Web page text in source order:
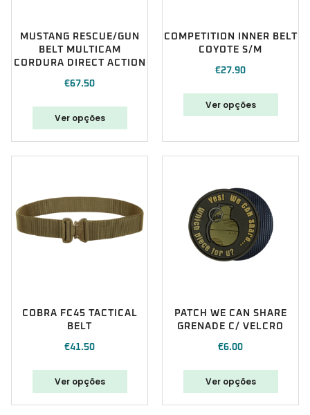
MUSTANG RESCUE/GUN
BELT MULTICAM
CORDURA DIRECT ACTION
€67.50
Ver opções
COMPETITION INNER BELT
COYOTE S/M
€27.90
Ver opções
COBRA FC45 TACTICAL
BELT
€41.50
Ver opções
PATCH WE CAN SHARE
GRENADE C/ VELCRO
€6.00
Ver opções